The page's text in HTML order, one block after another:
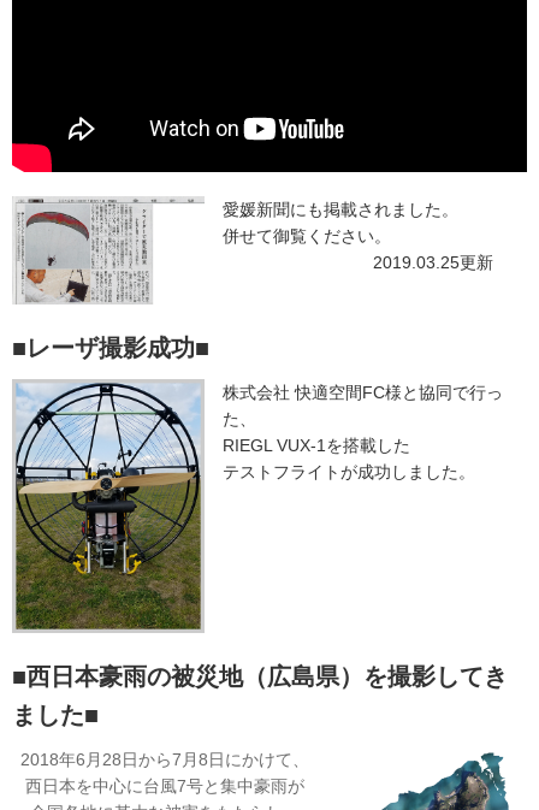
愛媛新聞にも掲載されました。
併せて御覧ください。
2019.03.25更新
■レーザ撮影成功■
株式会社 快適空間FC様と協同で行っ
た、
RIEGL VUX-1を搭載した
テストフライトが成功しました。
■西日本豪雨の被災地（広島県）を撮影してき
ました■
2018年6月28日から7月8日にかけて、
西日本を中心に台風7号と集中豪雨が